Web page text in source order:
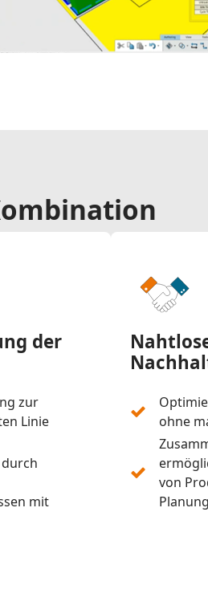
der
zur
Linie
mit
ohne
von